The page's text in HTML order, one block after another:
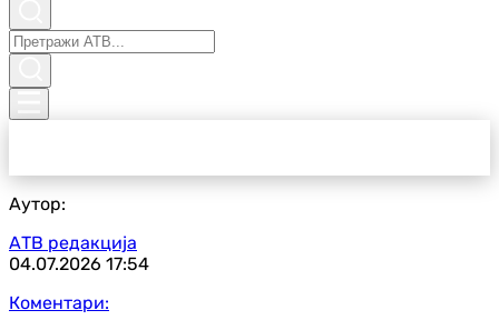
Аутор:
АТВ редакција
04.07.2026 17:54
Коментари: